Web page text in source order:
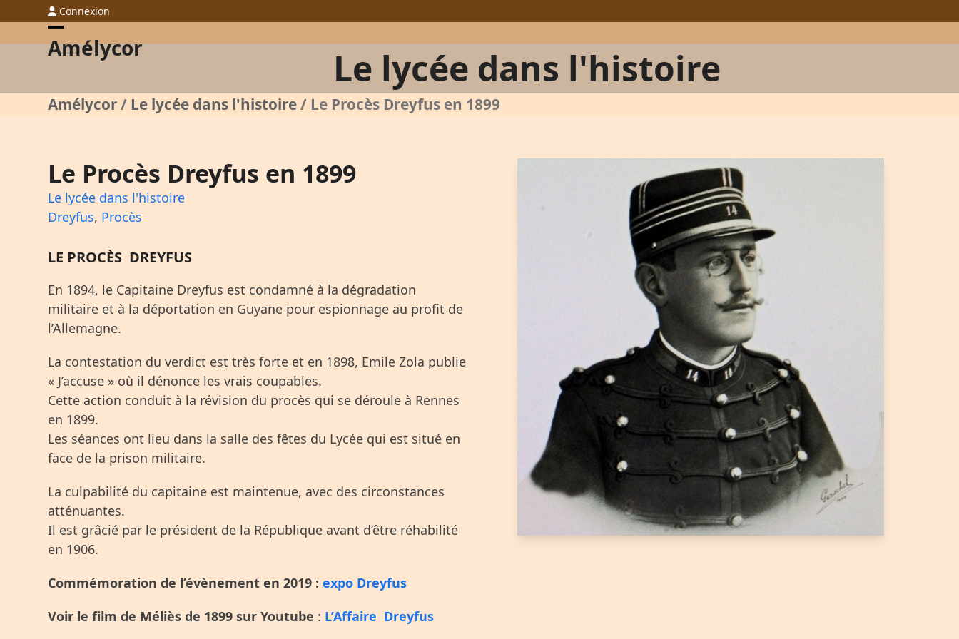
to
content
Connexion
Amélycor
Open
menu
Close
menu
Le lycée dans l'histoire
Amélycor/ Le lycée dans l'histoire/ Le Procès Dreyfus en 1899
Le Procès Dreyfus en 1899
Le lycée dans l'histoire
Dreyfus, Procès
LE PROCÈS DREYFUS
En 1894, le Capitaine Dreyfus est condamné à la dégradation
militaire et à la déportation en Guyane pour espionnage au profit de
l’Allemagne.
La contestation du verdict est très forte et en 1898, Emile Zola publie
« J’accuse » où il dénonce les vrais coupables.
Cette action conduit à la révision du procès qui se déroule à Rennes
en 1899.
Les séances ont lieu dans la salle des fêtes du Lycée qui est situé en
face de la prison militaire.
La culpabilité du capitaine est maintenue, avec des circonstances
atténuantes.
Il est grâcié par le président de la République avant d’être réhabilité
en 1906.
Commémoration de l’évènement en 2019 :expo Dreyfus
Voir le film de Méliès de 1899 sur Youtube : L’Affaire Dreyfus